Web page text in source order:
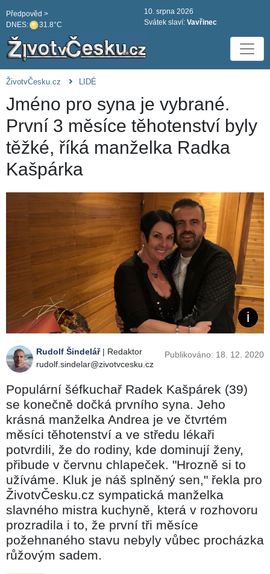
DNES: 31.8°C
Předpověd >
10. srpna 2026
Svátek slaví: Vavřinec
ŽivotvČesku.cz LIDÉ
Jméno pro syna je vybrané.
První 3 měsíce těhotenství byly
těžké, říká manželka Radka
Kašpárka
Rudolf Šindelář| Redaktor
rudolf.sindelar@zivotvcesku.cz
Publikováno: 18. 12. 2020
Populární šéfkuchař Radek Kašpárek (39)
se konečně dočká prvního syna. Jeho
krásná manželka Andrea je ve čtvrtém
měsíci těhotenství a ve středu lékaři
potvrdili, že do rodiny, kde dominují ženy,
přibude v červnu chlapeček. "Hrozně si to
užíváme. Kluk je náš splněný sen," řekla pro
ŽivotvČesku.cz sympatická manželka
slavného mistra kuchyně, která v rozhovoru
prozradila i to, že první tři měsíce
požehnaného stavu nebyly vůbec procházka
růžovým sadem.